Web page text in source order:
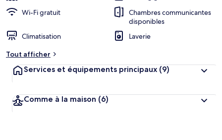
Wi-Fi gratuit
Chambres communicantes
disponibles
Climatisation
Laverie
Tout afficher
Services et équipements principaux (9)
Comme à la maison (6)